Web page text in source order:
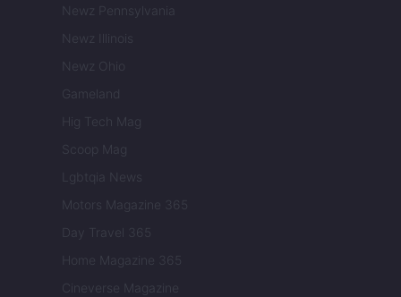
Newz Pennsylvania
Newz Illinois
Newz Ohio
Gameland
Hig Tech Mag
Scoop Mag
Lgbtqia News
Motors Magazine 365
Day Travel 365
Home Magazine 365
Cineverse Magazine